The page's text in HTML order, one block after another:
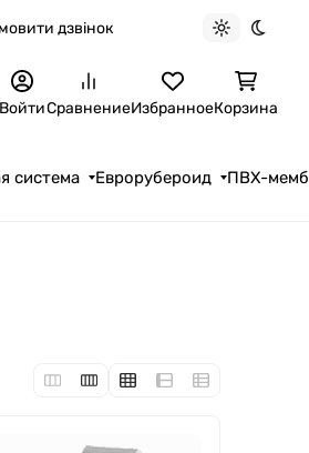
дзвінок
Светлая
ВойтиСравнениеИзбранноеКорзина
система Еврорубероид ПВХ-